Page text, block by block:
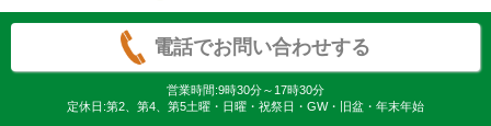
電話でお問い合わせする
営業時間:9時30分～17時30分
定休日:第2、第4、第5土曜・日曜・祝祭日・GW・旧盆・年末年始